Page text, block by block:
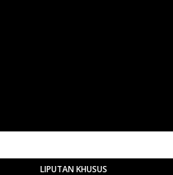
LIPUTAN KHUSUS